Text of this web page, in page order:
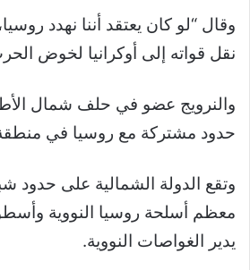
وقال “لو كان يعتقد أننا نهدد
نقل قواته إلى أوكرانيا لخوض
والنرويج عضو في حلف شمال
حدود مشتركة مع روسيا في
وتقع الدولة الشمالية على حدود
معظم أسلحة روسيا النووية
يدير الغواصات النووية.